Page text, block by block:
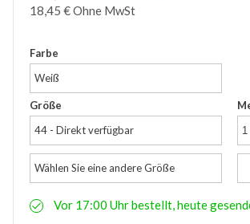
Zubehör
Wathose
18,45 €Ohne MwSt
Farbe
Weiß
Größe
44 - Direkt verfügbar
Wählen Sie eine andere Größe
Vor 17:00 Uhr bestellt, heute